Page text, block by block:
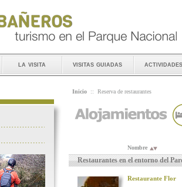
la visita visitas guiadas actividades
Inicio :: Reserva de restaurantes
Nombre
Restaurantes en el entorno del
Restaurante Flor